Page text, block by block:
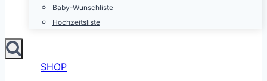
Baby-Wunschliste
Hochzeitsliste
SHOP